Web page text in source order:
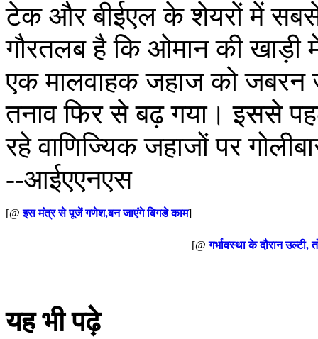
टेक और बीईएल के शेयरों में सबसे
गौरतलब है कि ओमान की खाड़ी में
एक मालवाहक जहाज को जबरन
तनाव फिर से बढ़ गया। इससे
रहे वाणिज्यिक जहाजों पर
--आईएएनएस
[@ इस मंत्र से पूजें गणेश,बन जाएंगे बिगडे काम]
[@ गर्भावस्था के दौरान उल्टी,
यह भी पढ़े